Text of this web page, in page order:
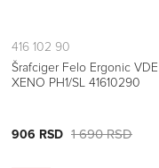
416 102 90
Šrafciger Felo Ergonic VDE
XENO PH1/SL 41610290
906 RSD 1 690 RSD